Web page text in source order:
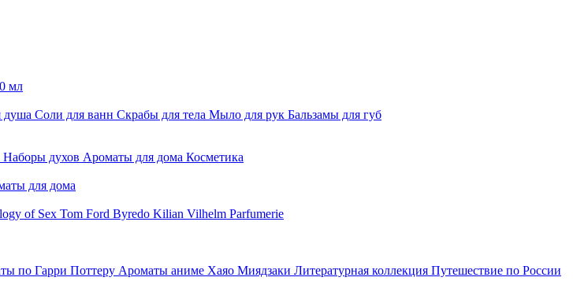
мл
душа Соли для ванн Скрабы для тела Мыло для рук Бальзамы для губ
Наборы духов Ароматы для дома Косметика
для дома
of Sex Tom Ford Byredo Kilian Vilhelm Parfumerie
по Гарри Поттеру Ароматы аниме Хаяо Миядзаки Литературная коллекция Путешествие по России